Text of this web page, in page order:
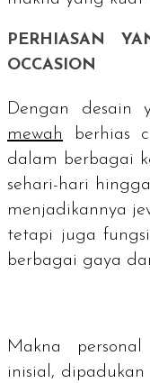
PERHIASAN
OCCASION
Dengan desain
mewah berhias
dalam berbagai
sehari-hari
menjadikannya
tetapi juga
berbagai gaya
Makna
inisial,